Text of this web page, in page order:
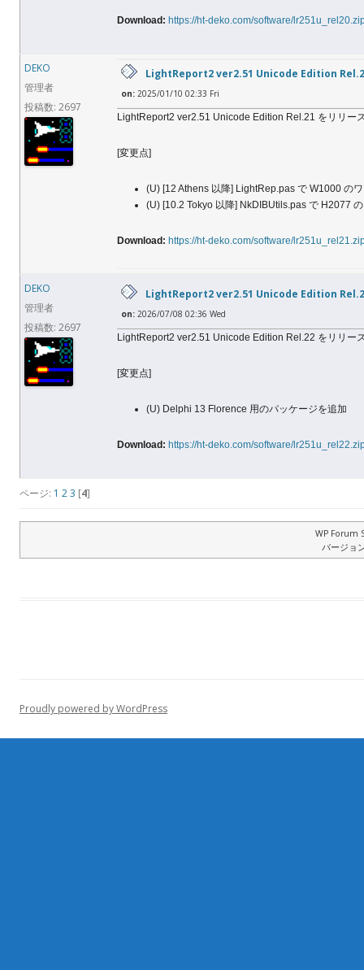
Download: https://ht-deko.com/software/
DEKO
管理者
投稿数: 2697
LightReport2 ver2.51 Unicode Edition
on: 2025/01/10 02:33 Fri
LightReport2 ver2.51 Unicode Edition Rel.21 をリリー
[変更点]
(U) [12 Athens 以降] LightRep.pas で W1000 の
(U) [10.2 Tokyo 以降] NkDIBUtils.pas で H2077
Download: https://ht-deko.com/software/
DEKO
管理者
投稿数: 2697
LightReport2 ver2.51 Unicode Edition
on: 2026/07/08 02:36 Wed
LightReport2 ver2.51 Unicode Edition Rel.22 をリリー
[変更点]
(U) Delphi 13 Florence 用のパッケージを追加
Download: https://ht-deko.com/software/
ページ: 1 23 [4]
WP Forum
バージョ
Proudly powered by WordPress